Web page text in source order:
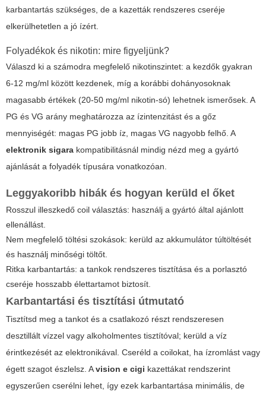
karbantartás szükséges, de a kazetták rendszeres cseréje
elkerülhetetlen a jó ízért.
Folyadékok és nikotin: mire figyeljünk?
Válaszd ki a számodra megfelelő nikotinszintet: a kezdők gyakran
6-12 mg/ml között kezdenek, míg a korábbi dohányosoknak
magasabb értékek (20-50 mg/ml nikotin-só) lehetnek ismerősek. A
PG és VG arány meghatározza az ízintenzitást és a gőz
mennyiségét: magas PG jobb íz, magas VG nagyobb felhő. A
elektronik sigara kompatibilitásnál mindig nézd meg a gyártó
ajánlását a folyadék típusára vonatkozóan.
Leggyakoribb hibák és hogyan kerüld el őket
Rosszul illeszkedő coil választás: használj a gyártó által ajánlott
ellenállást.
Nem megfelelő töltési szokások: kerüld az akkumulátor túltöltését
és használj minőségi töltőt.
Ritka karbantartás: a tankok rendszeres tisztítása és a porlasztó
cseréje hosszabb élettartamot biztosít.
Karbantartási és tisztítási útmutató
Tisztítsd meg a tankot és a csatlakozó részt rendszeresen
desztillált vízzel vagy alkoholmentes tisztítóval; kerüld a víz
érintkezését az elektronikával. Cseréld a coilokat, ha ízromlást vagy
égett szagot észlelsz. Avision e cigi kazettákat rendszerint
egyszerűen cserélni lehet, így ezek karbantartása minimális, de